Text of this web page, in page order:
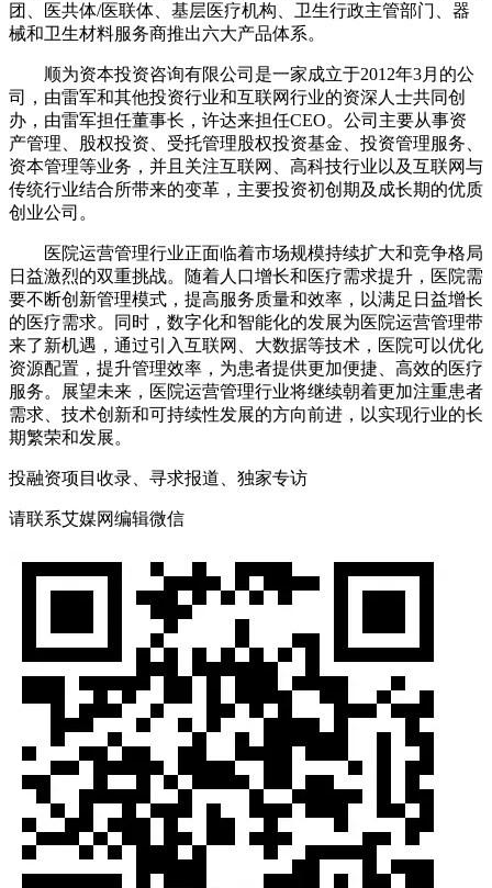
团、医共体/医联体、基层医疗机构、卫生行政主管部门、器
械和卫生材料服务商推出六大产品体系。
顺为资本投资咨询有限公司是一家成立于2012年3月的公
司，由雷军和其他投资行业和互联网行业的资深人士共同创
办，由雷军担任董事长，许达来担任CEO。公司主要从事资
产管理、股权投资、受托管理股权投资基金、投资管理服务、
资本管理等业务，并且关注互联网、高科技行业以及互联网与
传统行业结合所带来的变革，主要投资初创期及成长期的优质
创业公司。
医院运营管理行业正面临着市场规模持续扩大和竞争格局
日益激烈的双重挑战。随着人口增长和医疗需求提升，医院需
要不断创新管理模式，提高服务质量和效率，以满足日益增长
的医疗需求。同时，数字化和智能化的发展为医院运营管理带
来了新机遇，通过引入互联网、大数据等技术，医院可以优化
资源配置，提升管理效率，为患者提供更加便捷、高效的医疗
服务。展望未来，医院运营管理行业将继续朝着更加注重患者
需求、技术创新和可持续性发展的方向前进，以实现行业的长
期繁荣和发展。
投融资项目收录、寻求报道、独家专访
请联系艾媒网编辑微信